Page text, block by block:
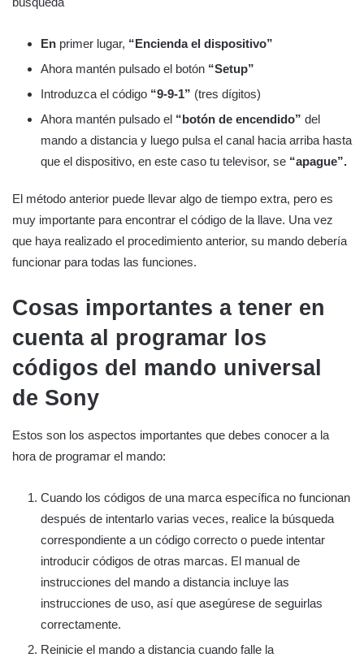
En primer lugar, “Encienda el dispositivo”
Ahora mantén pulsado el botón “Setup”
Introduzca el código “9-9-1” (tres dígitos)
Ahora mantén pulsado el “botón de encendido” del
mando a distancia y luego pulsa el canal hacia arriba hasta
que el dispositivo, en este caso tu televisor, se “apague”.
El método anterior puede llevar algo de tiempo extra, pero es
muy importante para encontrar el código de la llave. Una vez
que haya realizado el procedimiento anterior, su mando debería
funcionar para todas las funciones.
Cosas importantes a tener en
cuenta al programar los
códigos del mando universal
de Sony
Estos son los aspectos importantes que debes conocer a la
hora de programar el mando:
Cuando los códigos de una marca específica no funcionan
después de intentarlo varias veces, realice la búsqueda
correspondiente a un código correcto o puede intentar
introducir códigos de otras marcas. El manual de
instrucciones del mando a distancia incluye las
instrucciones de uso, así que asegúrese de seguirlas
correctamente.
Reinicie el mando a distancia cuando falle la